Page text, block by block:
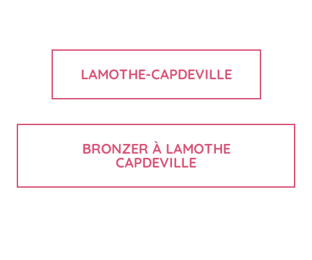
LAMOTHE-CAPDEVILLE
BRONZER À LAMOTHE
CAPDEVILLE